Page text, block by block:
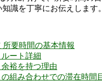
識を丁寧にお伝えします
要時間の基本情報
ート詳細
裕を持つ理由
組み合わせでの滞在時間